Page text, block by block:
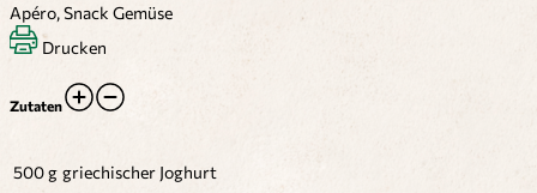
Apéro, Snack Gemüse
Drucken
Zutaten
500 g griechischer Joghurt